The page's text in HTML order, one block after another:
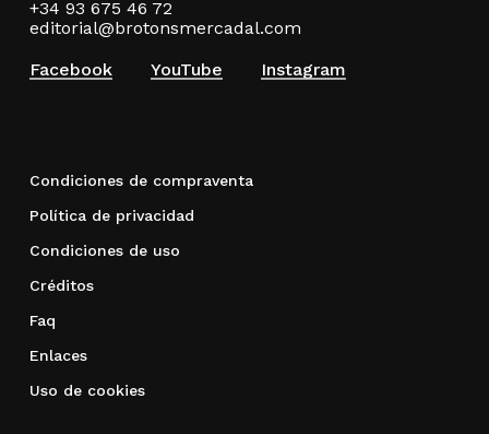
+34 93 675 46 72
editorial@brotonsmercadal.com
Facebook
YouTube Instagram
Condiciones de compraventa
Política de privacidad
Condiciones de uso
Créditos
Faq
Enlaces
Uso de cookies